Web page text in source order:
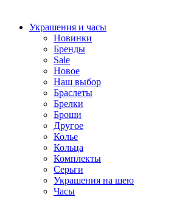
Украшения и часы
Новинки
Бренды
Sale
Новое
Наш выбор
Браслеты
Брелки
Броши
Другое
Колье
Кольца
Комплекты
Серьги
Украшения на шею
Часы